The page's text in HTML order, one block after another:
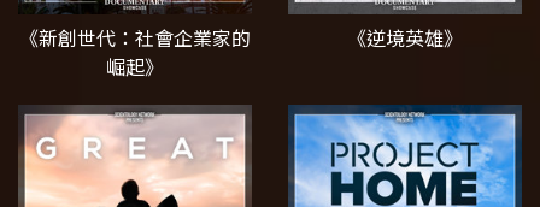
《新創世代：社會企業家的
崛起》
《逆境英雄》